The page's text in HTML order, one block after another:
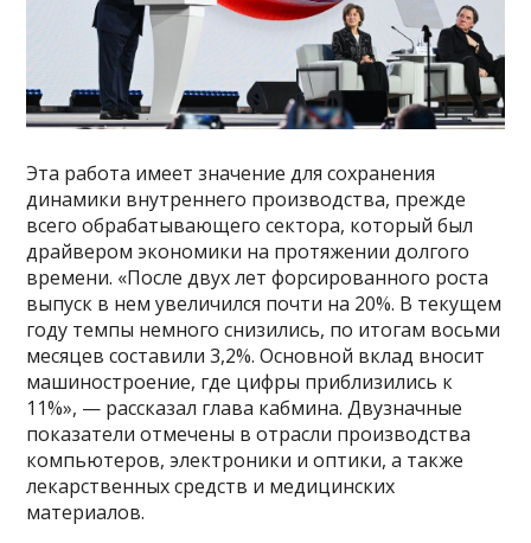
Эта работа имеет значение для сохранения
динамики внутреннего производства, прежде
всего обрабатывающего сектора, который был
драйвером экономики на протяжении долгого
времени. «После двух лет форсированного роста
выпуск в нем увеличился почти на 20%. В текущем
году темпы немного снизились, по итогам восьми
месяцев составили 3,2%. Основной вклад вносит
машиностроение, где цифры приблизились к
11%», — рассказал глава кабмина. Двузначные
показатели отмечены в отрасли производства
компьютеров, электроники и оптики, а также
лекарственных средств и медицинских
материалов.